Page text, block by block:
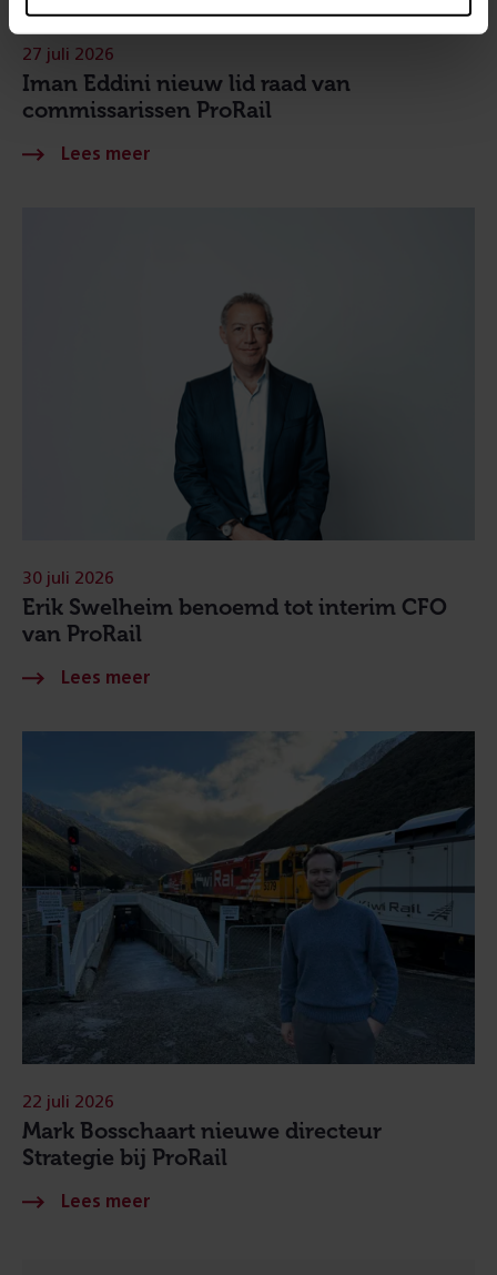
Iman Eddini nieuw lid raad van
commissarissen ProRail
27 juli 2026
Erik Swelheim benoemd tot interim CFO
van ProRail
30 juli 2026
Mark Bosschaart nieuwe directeur
Strategie bij ProRail
22 juli 2026